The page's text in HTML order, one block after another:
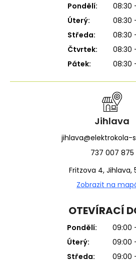
Pondělí:
08:30
Úterý:
08:30
Středa:
08:30
Čtvrtek:
08:30
Pátek:
08:30
Jihlava
jihlava@elektrokola-
737 007 875
Fritzova 4, Jihlava,
Zobrazit na
OTEVÍRACÍ
Pondělí:
09:00
Úterý:
09:00
Středa:
09:00